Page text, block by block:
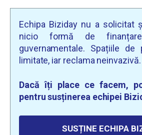
Echipa Biziday nu a solicitat
nicio formă de
guvernamentale. Spațiile de
limitate, iar reclama neinvazivă.
Dacă îți place ce facem,
pentru susținerea echipei
SUSȚINE ECHIPA